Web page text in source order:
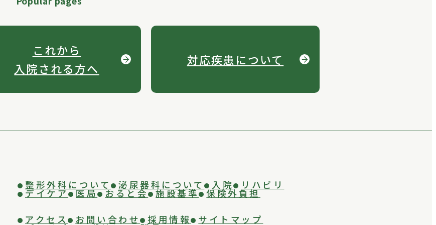
これから
入院される方へ
対応疾患について
整形外科について 泌尿器科について 入院 リハビリ
デイケア 医局 おると会 施設基準 保険外負担
アクセス お問い合わせ 採用情報 サイトマップ